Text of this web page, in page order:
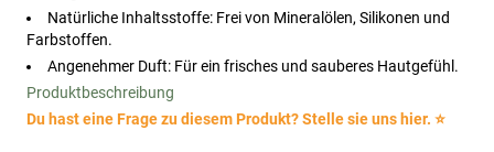
Natürliche Inhaltsstoffe: Frei von Mineralölen, Silikonen und
Farbstoffen.
Angenehmer Duft: Für ein frisches und sauberes Hautgefühl.
Produktbeschreibung
Du hast eine Frage zu diesem Produkt? Stelle sie uns hier. ⭐